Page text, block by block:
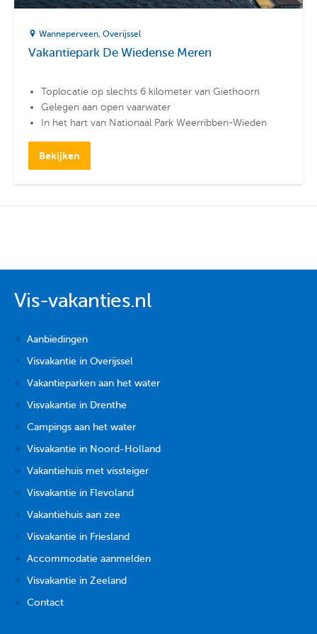
Wanneperveen Overijssel
Vakantiepark De Wiedense Meren
Toplocatie op slechts 6 kilometer van Giethoorn
Gelegen aan open vaarwater
In het hart van Nationaal Park Weerribben-Wieden
Bekijken
Vis-vakanties.nl
Aanbiedingen
Visvakantie in Overijssel
Vakantieparken aan het water
Visvakantie in Drenthe
Campings aan het water
Visvakantie in Noord-Holland
Vakantiehuis met vissteiger
Visvakantie in Flevoland
Vakantiehuis aan zee
Visvakantie in Friesland
Accommodatie aanmelden
Visvakantie in Zeeland
Contact